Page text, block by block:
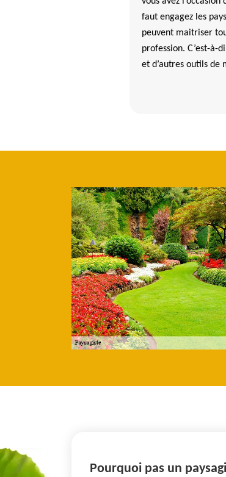
faut engagez les
peuvent maitriser
profession. C’est-à-
et d’autres outils de
taille de haie à Plouegat
du fait qu’elle peut être taillé et formé pour servir
et accompagner par des paysagistes professionnels
pouvez maitriser le volume des haies. En utilisant la
des plantes. Ce qui vous reste à faire c’est de
à Plouegat Guerand 29620.
Pourquoi pas un